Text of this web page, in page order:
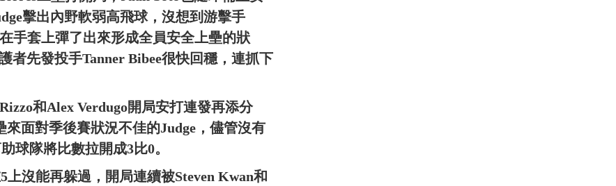
擊出內野軟弱高飛球，沒想到游擊手
手套上彈了出來形成全員安全上壘的狀
者先發投手Tanner Bibee很快回穩，連抓下
和Alex Verdugo開局安打連發再添分
面對季後賽狀況不佳的Judge，儘管沒有
球隊將比數拉開成3比0。
沒能再躲過，開局連續被Steven Kwan和